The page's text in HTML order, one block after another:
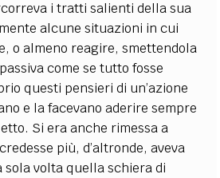
i tratti salienti della sua
alcune situazioni in cui
o almeno reagire, smettendola
come se tutto fosse
questi pensieri di un’azione
e la facevano aderire sempre
Si era anche rimessa a
più, d’altronde, aveva
volta quella schiera di